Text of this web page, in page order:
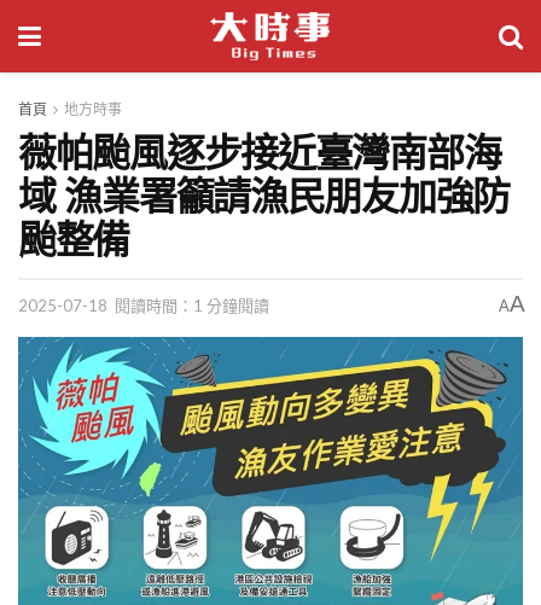
首頁 地方時事
薇帕颱風逐步接近臺灣南部海
域 漁業署籲請漁民朋友加強防
颱整備
2025-07-18 閱讀時間：1 分鐘閱讀 AA